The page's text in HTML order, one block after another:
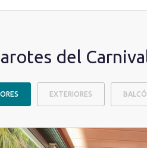
del
EXTERIORES